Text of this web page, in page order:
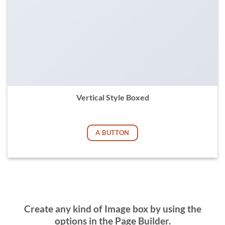
Vertical Style Boxed
A BUTTON
Create any kind of Image box by using the
options in the Page Builder.